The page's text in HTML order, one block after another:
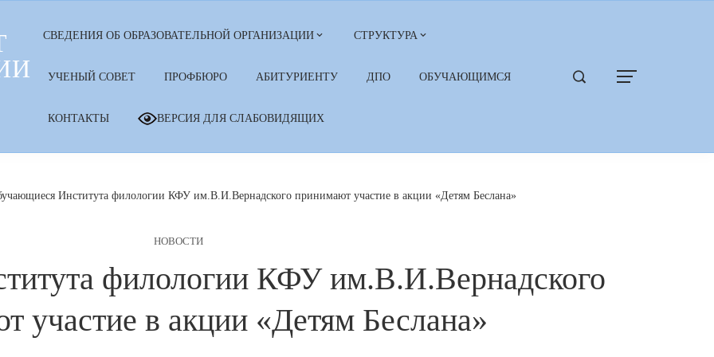
СВЕДЕНИЯ ОБ ОБРАЗОВАТЕЛЬНОЙ ОРГАНИЗАЦИИ СТРУКТУРА
УЧЕНЫЙ СОВЕТ ПРОФБЮРО АБИТУРИЕНТУ ДПО ОБУЧАЮЩИМСЯ
КОНТАКТЫ ВЕРСИЯ ДЛЯ СЛАБОВИДЯЩИХ
Института филологии КФУ им.В.И.Вернадского принимают участие в акции «Детям Беслана»
НОВОСТИ
филологии КФУ им.В.И.Вернадского
участие в акции «Детям Беслана»